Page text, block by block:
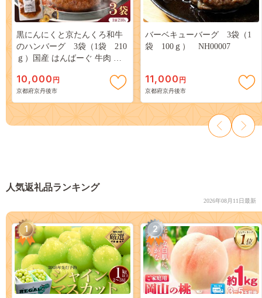
黒にんにくと京たんくろ和牛
のハンバーグ 3袋（1袋 210
ｇ）国産 はんばーぐ 牛肉 温
湯煎 小分け 人気 子供
NH00003
10,000 円
京都府京丹後市
バーベキューバーグ 3袋（1
袋 100ｇ） NH00007
11,000 円
京都府京丹後市
人気返礼品ランキング
2026年08月11日最新
1 2